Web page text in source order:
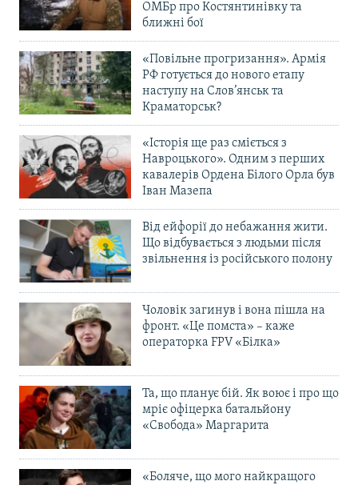
ОМБр про Костянтинівку та
ближні бої
«Повільне прогризання». Армія
РФ готується до нового етапу
наступу на Слов’янськ та
Краматорськ?
«Історія ще раз сміється з
Навроцького». Одним з перших
кавалерів Ордена Білого Орла був
Іван Мазепа
Від ейфорії до небажання жити.
Що відбувається з людьми після
звільнення із російського полону
Чоловік загинув і вона пішла на
фронт. «Це помста» – каже
операторка FPV «Білка»
Та, що планує бій. Як воює і про що
мріє офіцерка батальйону
«Свобода» Маргарита
«Боляче, що мого найкращого